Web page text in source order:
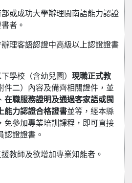
或成功大學辦理閩南語能力認證
者。
理客語認證中高級以上認證證書
學校（含幼兒園） 現職正式教
件二）內容及備齊相關證件，並
、 在職服務證明及通過客家語或閩
能力認證合格證書並等，經本縣
免參加專業培訓課程，即可直接
認證證書。
教師及欲增加專業知能者。